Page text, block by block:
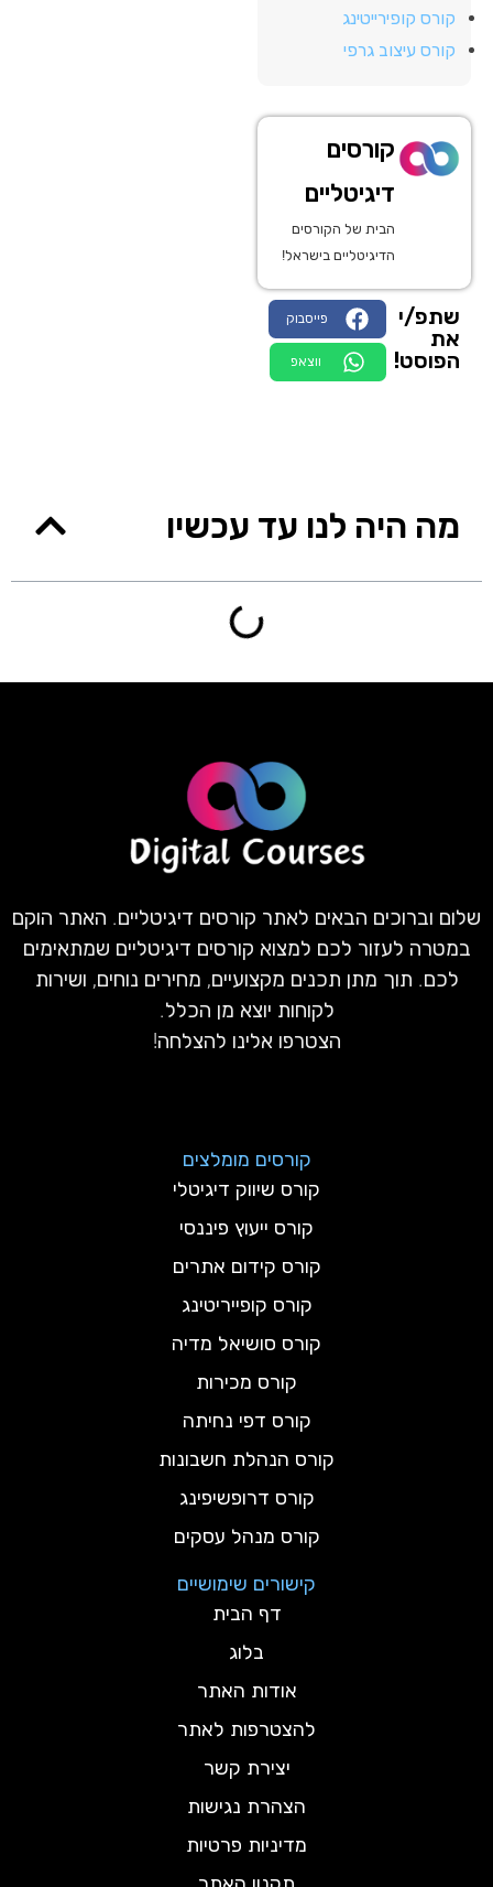
קורס קופירייטינג
קורס עיצוב גרפי
קורסים
דיגיטליים
הבית של הקורסים
הדיגיטליים בישראל!
שתפ/י
את
הפוסט!
פייסבוק
ווצאפ
מה היה לנו עד עכשיו
שלום וברוכים הבאים לאתר קורסים דיגיטליים. האתר הוקם
במטרה לעזור לכם למצוא קורסים דיגיטליים שמתאימים
לכם. תוך מתן תכנים מקצועיים, מחירים נוחים, ושירות
לקוחות יוצא מן הכלל.
הצטרפו אלינו להצלחה!
קורסים מומלצים
קורס שיווק דיגיטלי
קורס ייעוץ פיננסי
קורס קידום אתרים
קורס קופייריטינג
קורס סושיאל מדיה
קורס מכירות
קורס דפי נחיתה
קורס הנהלת חשבונות
קורס דרופשיפינג
קורס מנהל עסקים
קישורים שימושיים
דף הבית
בלוג
אודות האתר
להצטרפות לאתר
יצירת קשר
הצהרת נגישות
מדיניות פרטיות